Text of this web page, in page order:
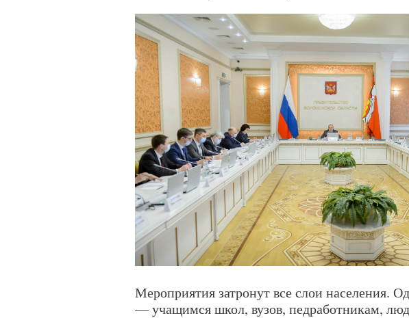
Мероприятия затронут все слои населения.
— учащимся школ, вузов, педработникам,